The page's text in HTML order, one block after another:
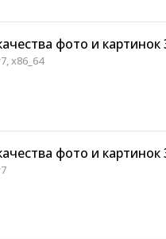
фото и картинок
x86_64
фото и картинок